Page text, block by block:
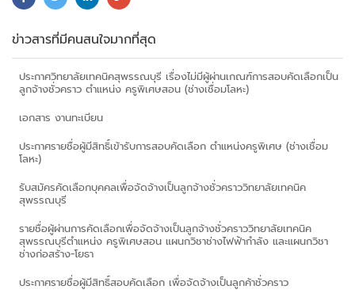
ข่าวสารที่มีคนสนใจมากที่สุด
ประกาศวิทยาลัยเทคนิคสุพรรณบุรี เรื่องไม่มีผู้ผ่านเกณฑ์การสอบคัดเลือกเป็น
ลูกจ้างชั่วคราว ตำแหน่ง ครูพิเศษสอน (ช่างเชื่อมโลหะ)
เอกสาร งานทะเบียน
ประกาศรายชื่อผู้มีสิทธิ์เข้ารับการสอบคัดเลือก ตำแหน่งครูพิเศษ (ช่างเชื่อม
โลหะ)
รับสมัครคัดเลือกบุคคลเพื่อจัดจ้างเป็นลูกจ้างชั่วคราววิทยาลัยเทคนิค
สุพรรณบุรี
รายชื่อผู้ผ่านการคัดเลือกเพื่อจัดจ้างเป็นลูกจ้างชั่วคราววิทยาลัยเทคนิค
สุพรรณบุรีตำแหน่ง ครูพิเศษสอน แผนกวิชาช่างไฟฟ้ากำลัง และแผนกวิชา
ช่างก่อสร้าง-โยธา
ประกาศรายชื่อผู้มีสิทธิ์สอบคัดเลือก เพื่อจัดจ้างเป็นลูกค้าชั่วคราว